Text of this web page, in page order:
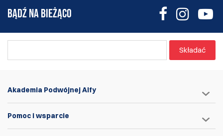
BĄDŹ NA BIEŻĄCO
Składać
Akademia Podwójnej Alfy
Pomoc i wsparcie